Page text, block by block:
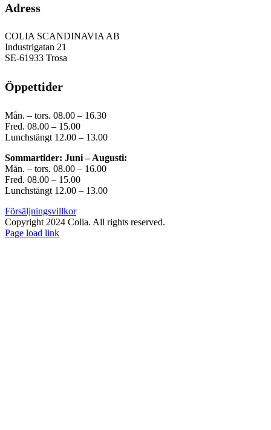
Adress
COLIA SCANDINAVIA AB
Industrigatan 21
SE-61933 Trosa
Öppettider
Mån. – tors. 08.00 – 16.30
Fred. 08.00 – 15.00
Lunchstängt 12.00 – 13.00
Sommartider: Juni – Augusti:
Mån. – tors. 08.00 – 16.00
Fred. 08.00 – 15.00
Lunchstängt 12.00 – 13.00
Försäljningsvillkor
Copyright 2024 Colia. All rights reserved.
Page load link